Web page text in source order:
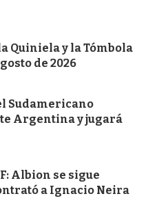
Quiniela y la Tómbola
de 2026
Sudamericano
Argentina y jugará
Albion se sigue
a Ignacio Neira